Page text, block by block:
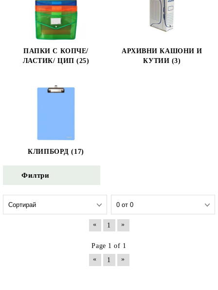
ПАПКИ С КОПЧЕ/
ЛАСТИК/ ЦИП (25)
АРХИВНИ КАШОНИ И
КУТИИ (3)
КЛИПБОРД (17)
Филтри
« 1 »
Page 1 of 1
«
1 »